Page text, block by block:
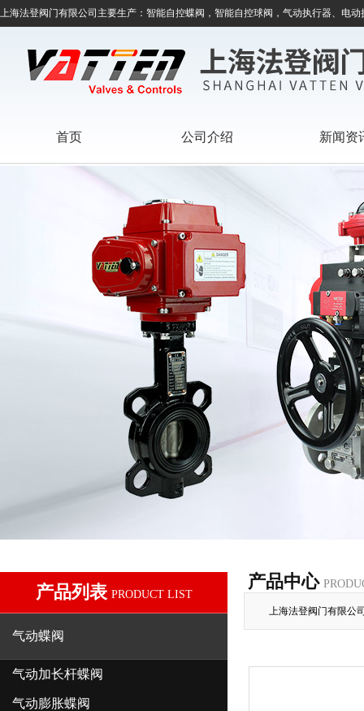
上海法登阀门有限公司主要生产：智能自控蝶阀，智能自控球阀，气动执行器、电
首页 公司介绍 新闻资
产品列表 PRODUCT LIST
气动蝶阀
气动加长杆蝶阀
气动膨胀蝶阀
产品中心
上海法登阀门有限公